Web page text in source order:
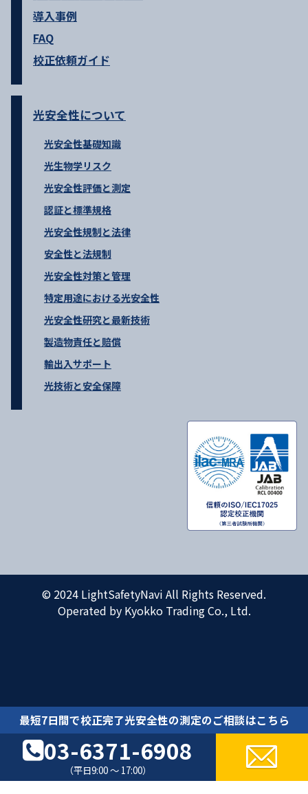
最短7日間で校正完了光安全性の測定のご相談はこちら
03-6371-6908
（平日9:00 ～ 17:00）
導入事例
FAQ
校正依頼ガイド
光安全性について
光安全性基礎知識
光生物学リスク
光安全性評価と測定
認証と標準規格
光安全性規制と法律
安全性と法規制
光安全性対策と管理
特定用途における光安全性
光安全性研究と最新技術
製造物責任と賠償
輸出入サポート
光技術と安全保障
© 2024 LightSafetyNavi All Rights Reserved.
Operated by Kyokko Trading Co., Ltd.